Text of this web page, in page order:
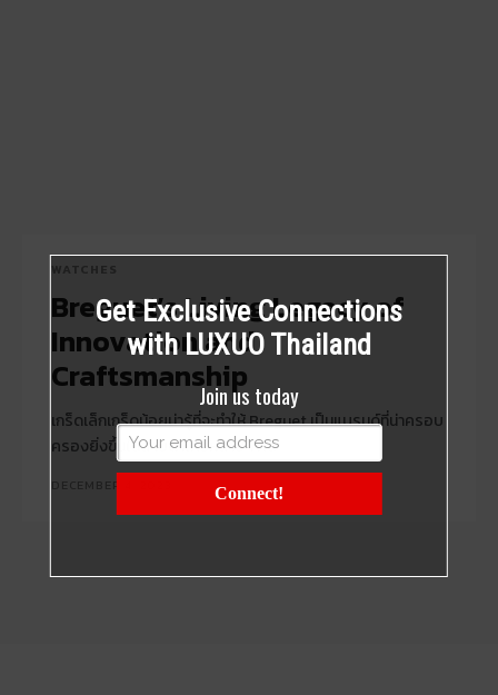
Breguet’s Living Legacy of
Innovation and
Craftsmanship
เกร็ดเล็กเกร็ดน้อยน่ารู้ที่จะทำให้ Breguet เป็นแบรนด์ที่น่าครอบ
ครองยิ่งขึ้นในสายตาใครหลายๆ คน
Get Exclusive Connections
with LUXUO Thailand
Join us today
Connect!